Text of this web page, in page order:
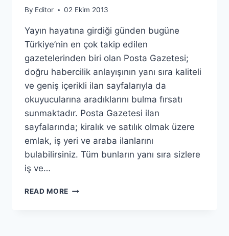
By Editor 02 Ekim 2013
Yayın hayatına girdiği günden bugüne
Türkiye’nin en çok takip edilen
gazetelerinden biri olan Posta Gazetesi;
doğru habercilik anlayışının yanı sıra kaliteli
ve geniş içerikli ilan sayfalarıyla da
okuyucularına aradıklarını bulma fırsatı
sunmaktadır. Posta Gazetesi ilan
sayfalarında; kiralık ve satılık olmak üzere
emlak, iş yeri ve araba ilanlarını
bulabilirsiniz. Tüm bunların yanı sıra sizlere
iş ve…
READ MORE POSTAYA